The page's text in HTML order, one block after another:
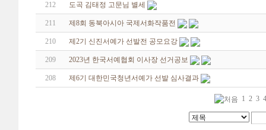
212 도곡 김태정 고문님 별세
211 제8회 동북아시아 국제서화작품전
210 제2기 신진서예가 선발전 공모요강
209 2023년 한국서예협회 이사장 선거공보
208 제6기 대한민국청년서예가 선발 심사결과
1 2 3 4